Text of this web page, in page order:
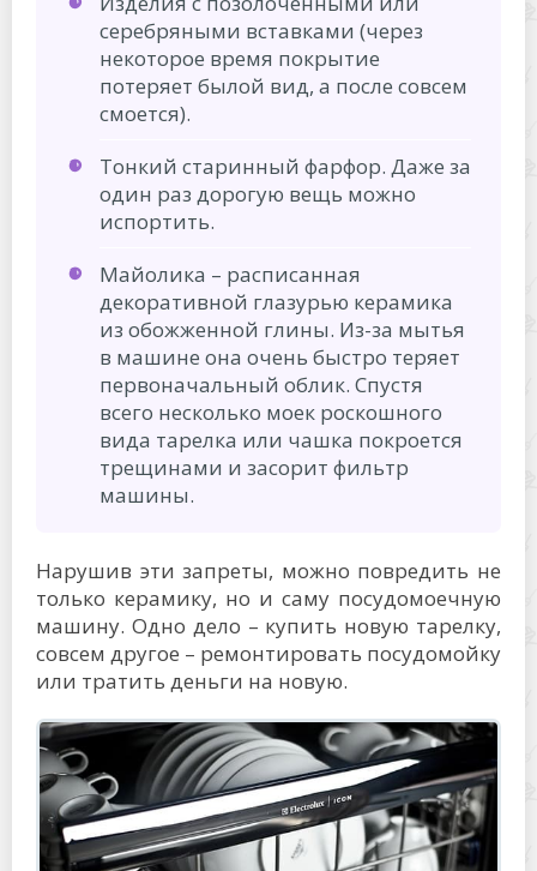
серебряными вставками (через
некоторое время покрытие
потеряет былой вид, а после совсем
смоется).
Тонкий старинный фарфор. Даже за
один раз дорогую вещь можно
испортить.
Майолика – расписанная
декоративной глазурью керамика
из обожженной глины. Из-за мытья
в машине она очень быстро теряет
первоначальный облик. Спустя
всего несколько моек роскошного
вида тарелка или чашка покроется
трещинами и засорит фильтр
машины.
Нарушив эти запреты, можно повредить не
только керамику, но и саму посудомоечную
машину. Одно дело – купить новую тарелку,
совсем другое – ремонтировать посудомойку
или тратить деньги на новую.